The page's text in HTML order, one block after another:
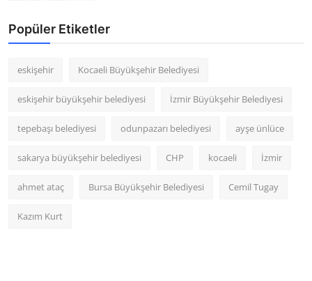
Popüler Etiketler
eskişehir Kocaeli Büyükşehir Belediyesi
eskişehir büyükşehir belediyesi İzmir Büyükşehir Belediyesi
tepebaşı belediyesi odunpazarı belediyesi ayşe ünlüce
sakarya büyükşehir belediyesi CHP kocaeli İzmir
ahmet ataç Bursa Büyükşehir Belediyesi Cemil Tugay
Kazım Kurt